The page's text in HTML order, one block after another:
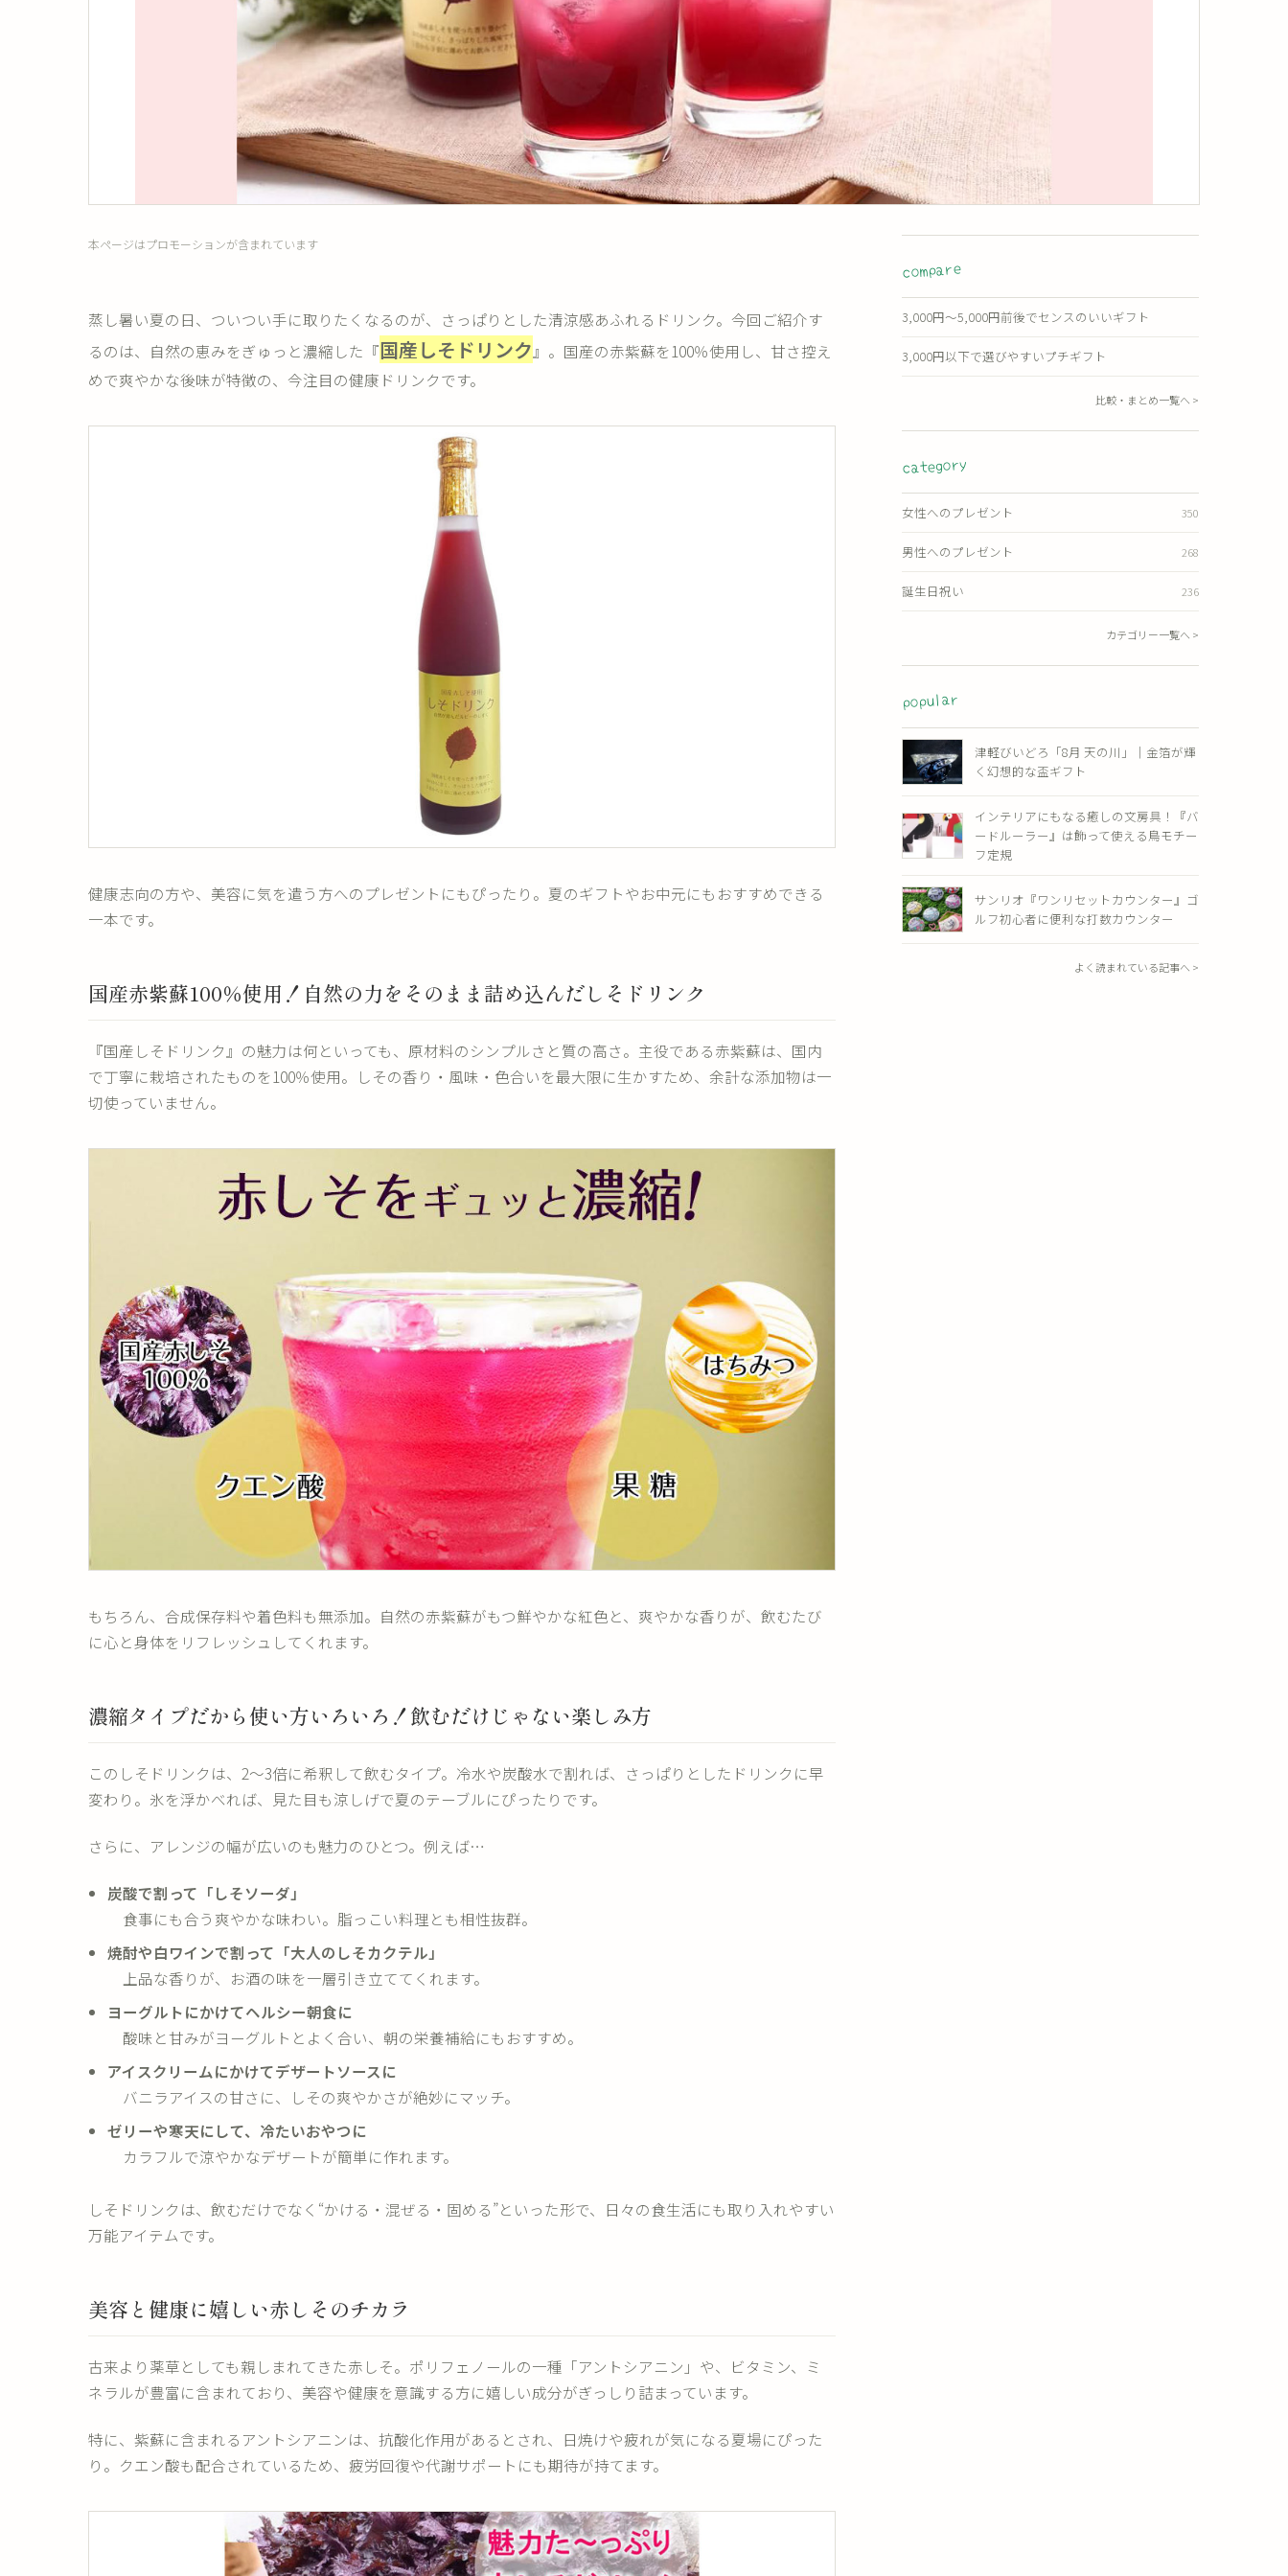
本ページはプロモーションが含まれています
蒸し暑い夏の日、ついつい手に取りたくなるのが、さっぱりとした清涼感あふれるドリンク。今回ご紹介す
るのは、自然の恵みをぎゅっと濃縮した『国産しそドリンク 』。国産の赤紫蘇を100％使用し、甘さ控え
めで爽やかな後味が特徴の、今注目の健康ドリンクです。
健康志向の方や、美容に気を遣う方へのプレゼントにもぴったり。夏のギフトやお中元にもおすすめできる
一本です。
国産赤紫蘇100％使用！自然の力をそのまま詰め込んだしそドリンク
『国産しそドリンク』の魅力は何といっても、原材料のシンプルさと質の高さ。主役である赤紫蘇は、国内
で丁寧に栽培されたものを100％使用。しその香り・風味・色合いを最大限に生かすため、余計な添加物は一
切使っていません。
もちろん、合成保存料や着色料も無添加。自然の赤紫蘇がもつ鮮やかな紅色と、爽やかな香りが、飲むたび
に心と身体をリフレッシュしてくれます。
濃縮タイプだから使い方いろいろ！飲むだけじゃない楽しみ方
このしそドリンクは、2〜3倍に希釈して飲むタイプ。冷水や炭酸水で割れば、さっぱりとしたドリンクに早
変わり。氷を浮かべれば、見た目も涼しげで夏のテーブルにぴったりです。
さらに、アレンジの幅が広いのも魅力のひとつ。例えば…
炭酸で割って「しそソーダ」
食事にも合う爽やかな味わい。脂っこい料理とも相性抜群。
焼酎や白ワインで割って「大人のしそカクテル」
上品な香りが、お酒の味を一層引き立ててくれます。
ヨーグルトにかけてヘルシー朝食に
酸味と甘みがヨーグルトとよく合い、朝の栄養補給にもおすすめ。
アイスクリームにかけてデザートソースに
バニラアイスの甘さに、しその爽やかさが絶妙にマッチ。
ゼリーや寒天にして、冷たいおやつに
カラフルで涼やかなデザートが簡単に作れます。
しそドリンクは、飲むだけでなく“かける・混ぜる・固める”といった形で、日々の食生活にも取り入れやすい
万能アイテムです。
美容と健康に嬉しい赤しそのチカラ
古来より薬草としても親しまれてきた赤しそ。ポリフェノールの一種「アントシアニン」や、ビタミン、ミ
ネラルが豊富に含まれており、美容や健康を意識する方に嬉しい成分がぎっしり詰まっています。
特に、紫蘇に含まれるアントシアニンは、抗酸化作用があるとされ、日焼けや疲れが気になる夏場にぴった
り。クエン酸も配合されているため、疲労回復や代謝サポートにも期待が持てます。
compare
3,000円〜5,000円前後でセンスのいいギフト
3,000円以下で選びやすいプチギフト
比較・まとめ一覧へ >
category
女性へのプレゼント 350
男性へのプレゼント 268
誕生日祝い 236
カテゴリー一覧へ >
popular
津軽びいどろ「8月 天の川」｜金箔が輝
く幻想的な盃ギフト
インテリアにもなる癒しの文房具！『バ
ードルーラー』は飾って使える鳥モチー
フ定規
サンリオ『ワンリセットカウンター』ゴ
ルフ初心者に便利な打数カウンター
よく読まれている記事へ >